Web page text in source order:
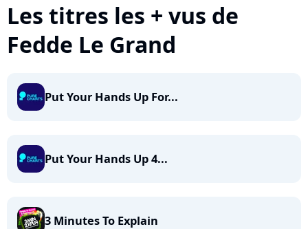
Les titres les + vus de
Fedde Le Grand
Put Your Hands Up For...
Put Your Hands Up 4...
3 Minutes To Explain